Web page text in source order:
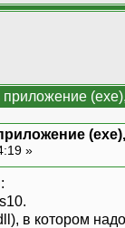
приложение
»
в котором